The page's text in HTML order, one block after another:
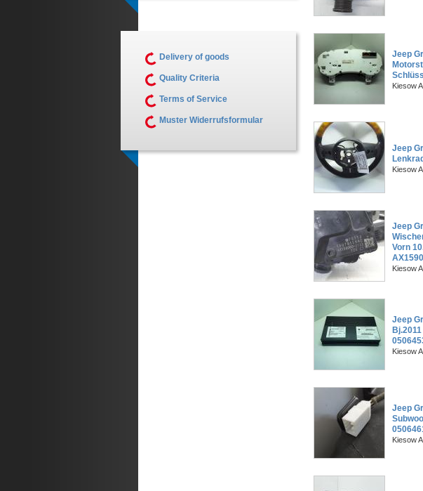
Jeep
Kiesow
Jeep
Kiesow
Jeep
Vorn
Kiesow
Jeep
Kiesow
Jeep
Kiesow
Delivery of goods
Quality Criteria
Terms of Service
Muster Widerrufsformular